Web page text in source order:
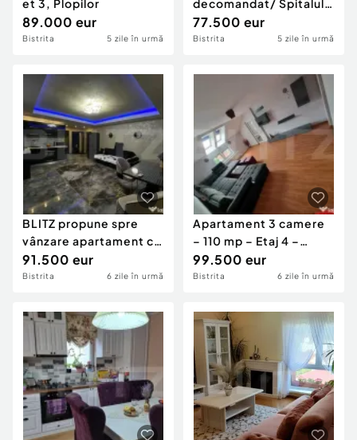
et 3, Plopilor
89.000 eur
Bistrita 5 zile în urmă
decomandat/ Spitalul
Județean
77.500 eur
Bistrita 5 zile în urmă
BLITZ propune spre
vânzare apartament cu
3 camere, situat l
91.500 eur
Bistrita 6 zile în urmă
Apartament 3 camere
– 110 mp – Etaj 4 –
Calea Moldovei
99.500 eur
Bistrita 6 zile în urmă